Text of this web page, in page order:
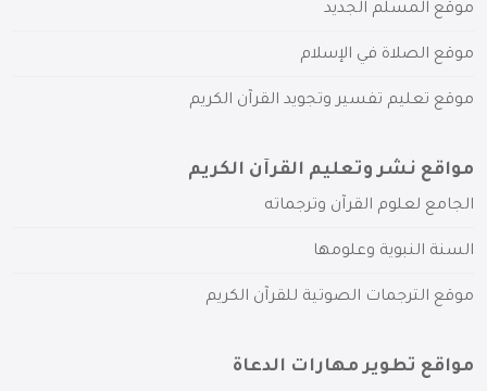
موقع المسلم الجديد
موقع الصلاة في الإسلام
موقع تعليم تفسير وتجويد القرآن الكريم
مواقع نشر وتعليم القرآن الكريم
الجامع لعلوم القرآن وترجماته
السنة النبوية وعلومها
موقع الترجمات الصوتية للقرآن الكريم
مواقع تطوير مهارات الدعاة